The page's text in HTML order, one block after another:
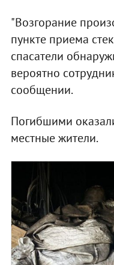
"Возгорание
пункте приема
спасатели
вероятно
сообщении.
Погибшими
местные жители.